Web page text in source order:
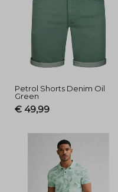
Petrol Shorts Denim Oil
Green
€ 49,99